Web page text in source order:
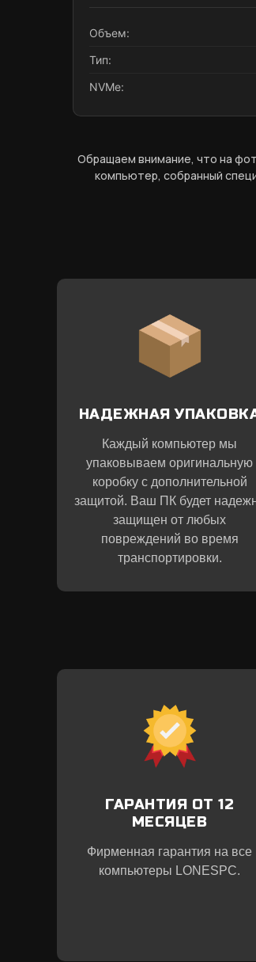
Объем:
Тип:
NVMe:
Обращаем внимание, что на
компьютер, собранный
НАДЕЖНАЯ
Каждый компьютер мы
упаковываем оригинальную
коробку с дополнительной
защитой. Ваш ПК будет
защищен от любых
повреждений во время
транспортировки.
ГАРАНТИЯ ОТ 12
МЕСЯЦЕВ
Фирменная гарантия на все
компьютеры LONESPC.